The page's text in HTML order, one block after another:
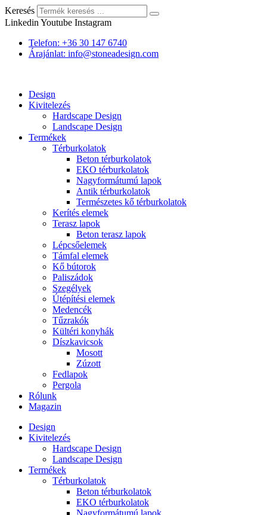
Keresés
Linkedin Youtube Instagram
Telefon: +36 30 147 6740
Árajánlat: info@stoneadesign.com
Design
Kivitelezés
Hardscape Design
Landscape Design
Termékek
Térburkolatok
Beton térburkolatok
EKO térburkolatok
Nagyformátumú lapok
Antik térburkolatok
Természetes kő térburkolatok
Kerítés elemek
Terasz lapok
Beton terasz lapok
Lépcsőelemek
Támfal elemek
Kő bútorok
Paliszádok
Szegélyek
Útépítési elemek
Medencék
Tűzrakók
Kültéri konyhák
Díszkavicsok
Mosott
Zúzott
Fedlapok
Pergola
Rólunk
Magazin
Design
Kivitelezés
Hardscape Design
Landscape Design
Termékek
Térburkolatok
Beton térburkolatok
EKO térburkolatok
Nagyformátumú lapok